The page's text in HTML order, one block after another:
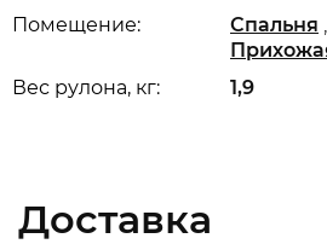
Вес рулона, кг: 1,9
Помещение: Спальня ,
Доставка